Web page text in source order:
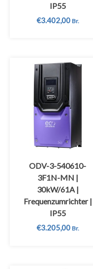
IP55
€3.402,00 Br.
ODV-3-540610-
3F1N-MN |
30kW/61A |
Frequenzumrichter |
IP55
€3.205,00 Br.